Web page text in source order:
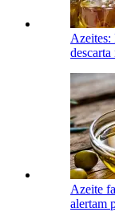
Azeites:
Azeite
alertam